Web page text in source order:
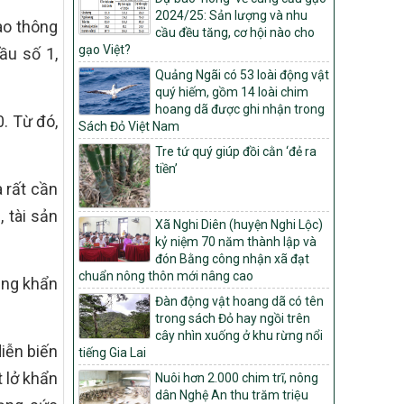
thông
số 1,
Từ đó,
rất cần
tài sản
khẩn
biến
lở khẩn
Quyết định số: 26/2026/QĐ-TTg
Quyết định ban hành Bộ tiêu chí và quy
trình đánh giá, phân hạng sản phẩm Mỗi
xã một sản phẩm
số: 19/2026/QĐ-TTg
Quy định điều kiện, trình tự, thủ tục, hồ sơ
xét, công nhận, công bố và thu hồi quyết
định công nhận xã đạt chuẩn nông thôn
mới, xã đạt nông thôn mới hiện đại và
tỉnh, thành phố hoàn thành nhiệm vụ xây
dựng nông thôn mới giai đoạn 2026 –
2030
Quyết định số 16/2026/QĐ-TTg
Quy định nguyên tắc, tiêu chí, định mức
phân bổ ngân sách trung ương và tỉ lệ
vốn đối ứng ngân sách của địa phương
thực hiện Chương trình mục tiêu quốc gia
xây dựng nông thôn mới, giảm nghèo
bền vững và phát triển kinh tế – xã hội
vùng đồng bào dân tộc thiểu số và miền
núi giai đoạn 2026 – 2030
2024/25: Sản lượng và nhu
cầu đều tăng, cơ hội nào cho
gạo Việt?
Quảng Ngãi có 53 loài động vật
quý hiếm, gồm 14 loài chim
hoang dã được ghi nhận trong
Sách Đỏ Việt Nam
Tre tứ quý giúp đồi cằn ‘đẻ ra
tiền’
Xã Nghi Diên (huyện Nghi Lộc)
kỷ niệm 70 năm thành lập và
đón Bằng công nhận xã đạt
chuẩn nông thôn mới nâng cao
Đàn động vật hoang dã có tên
trong sách Đỏ hay ngồi trên
cây nhìn xuống ở khu rừng nổi
tiếng Gia Lai
Nuôi hơn 2.000 chim trĩ, nông
dân Nghệ An thu trăm triệu